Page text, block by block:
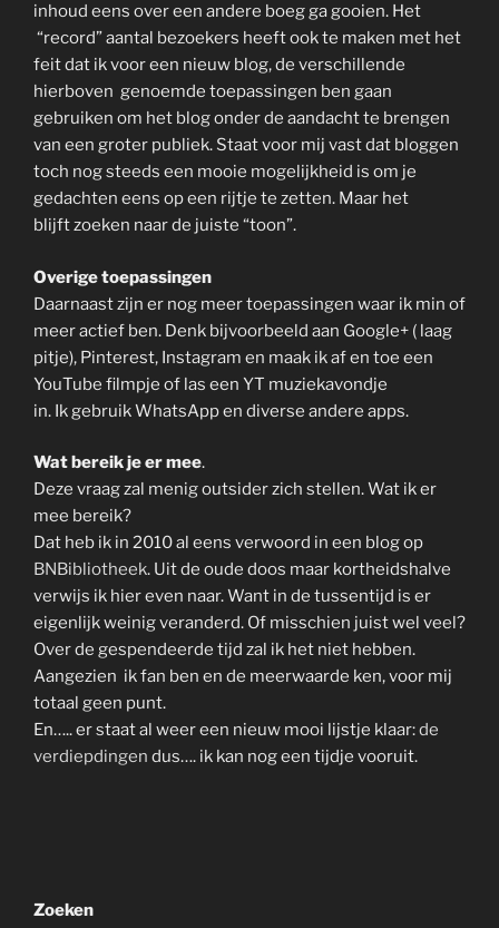
inhoud eens over een andere boeg ga gooien. Het
“record” aantal bezoekers heeft ook te maken met het
feit dat ik voor een nieuw blog, de verschillende
hierboven genoemde toepassingen ben gaan
gebruiken om het blog onder de aandacht te brengen
van een groter publiek. Staat voor mij vast dat bloggen
toch nog steeds een mooie mogelijkheid is om je
gedachten eens op een rijtje te zetten. Maar het
blijft zoeken naar de juiste “toon”.
Overige toepassingen
Daarnaast zijn er nog meer toepassingen waar ik min of
meer actief ben. Denk bijvoorbeeld aan Google+ ( laag
pitje), Pinterest, Instagram en maak ik af en toe een
YouTube filmpje of las een YT muziekavondje
in. Ik gebruik WhatsApp en diverse andere apps.
Wat bereik je er mee.
Deze vraag zal menig outsider zich stellen. Wat ik er
mee bereik?
Dat heb ik in 2010 al eens verwoord in een blog op
BNBibliotheek. Uit de oude doos maar kortheidshalve
verwijs ik hier even naar. Want in de tussentijd is er
eigenlijk weinig veranderd. Of misschien juist wel veel?
Over de gespendeerde tijd zal ik het niet hebben.
Aangezien ik fan ben en de meerwaarde ken, voor mij
totaal geen punt.
En….. er staat al weer een nieuw mooi lijstje klaar:de
verdiepdingen dus…. ik kan nog een tijdje vooruit.
Zoeken